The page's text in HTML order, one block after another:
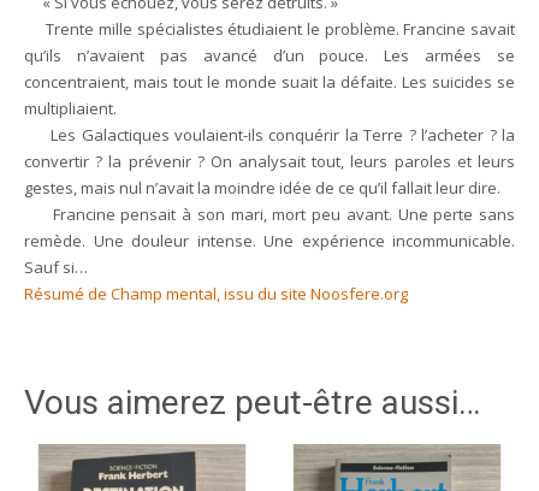
Trente mille spécialistes étudiaient le problème. Francine savait
qu’ils n’avaient pas avancé d’un pouce. Les armées se
concentraient, mais tout le monde suait la défaite. Les suicides se
multipliaient.
Les Galactiques voulaient-ils conquérir la Terre ? l’acheter ? la
convertir ? la prévenir ? On analysait tout, leurs paroles et leurs
gestes, mais nul n’avait la moindre idée de ce qu’il fallait leur dire.
Francine pensait à son mari, mort peu avant. Une perte sans
remède. Une douleur intense. Une expérience incommunicable.
Sauf si…
Résumé de Champ mental, issu du site Noosfere.org
Vous aimerez peut-être aussi…